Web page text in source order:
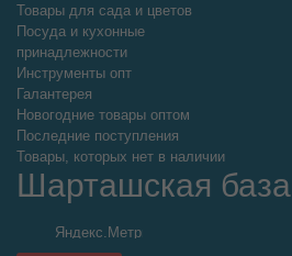
Товары для сада и цветов
Посуда и кухонные
принадлежности
Инструменты опт
Галантерея
Новогодние товары оптом
Последние поступления
Товары, которых нет в наличии
Шарташская